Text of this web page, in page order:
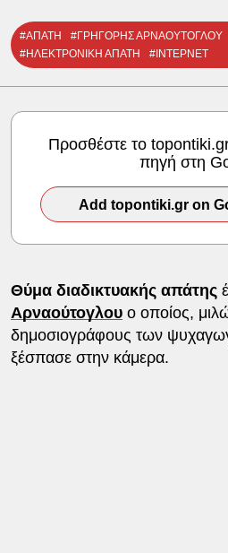
#ΑΠΑΤΗ
#ΓΡΗΓΟΡΗΣ ΑΡΝΑΟΥΤΟΓΛΟΥ
#ΗΛΕΚΤΡΟΝΙΚΗ ΑΠΑΤΗ
#ΙΝΤΕΡΝΕΤ
Προσθέστε το
πηγή στη
Add topontiki.gr on
Θύμα διαδικτυακής απάτης
Αρναούτογλουο οποίος,
δημοσιογράφους των
ξέσπασε στην κάμερα.